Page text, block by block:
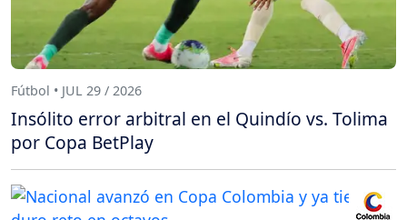
Fútbol • JUL 29 / 2026
Insólito error arbitral en el Quindío vs. Tolima
por Copa BetPlay